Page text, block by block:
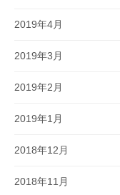
2019年4月
2019年3月
2019年2月
2019年1月
2018年12月
2018年11月